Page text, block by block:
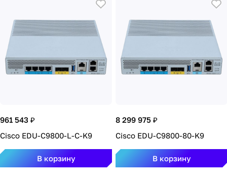
961 543 ₽
Cisco EDU-C9800-L-C-K9
В корзину
8 299 975 ₽
Cisco EDU-C9800-80-K9
В корзину